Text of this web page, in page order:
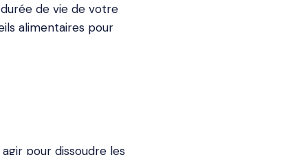
de vie de votre
alimentaires pour
pour dissoudre les